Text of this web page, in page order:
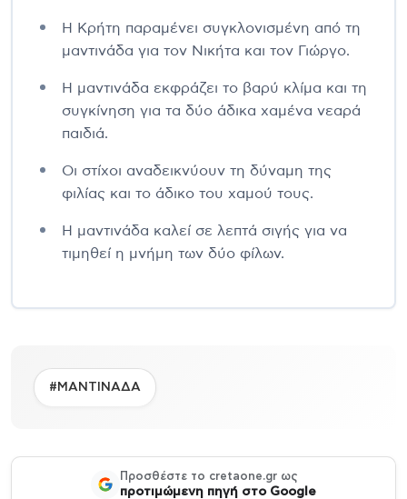
Η Κρήτη παραμένει συγκλονισμένη από τη
μαντινάδα για τον Νικήτα και τον Γιώργο.
Η μαντινάδα εκφράζει το βαρύ κλίμα και τη
συγκίνηση για τα δύο άδικα χαμένα νεαρά
παιδιά.
Οι στίχοι αναδεικνύουν τη δύναμη της
φιλίας και το άδικο του χαμού τους.
Η μαντινάδα καλεί σε λεπτά σιγής για να
τιμηθεί η μνήμη των δύο φίλων.
#ΜΑΝΤΙΝΑΔΑ
Προσθέστε το cretaone.gr ως
προτιμώμενη πηγή στο Google